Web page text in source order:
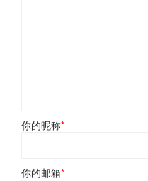
你的昵称*
你的邮箱*